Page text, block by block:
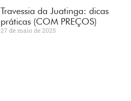
Travessia da Juatinga: dicas
práticas (COM PREÇOS)
27 de maio de 2025